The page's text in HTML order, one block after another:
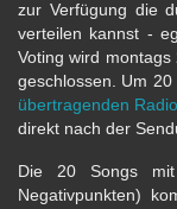
zur Verfügung die
verteilen kannst -
Voting wird
geschlossen. Um
übertragenden
direkt nach der
Die 20 Songs mit
Negativpunkten)